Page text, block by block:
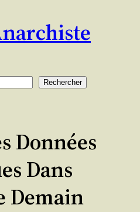
Rechercher
Données
Dans
Demain